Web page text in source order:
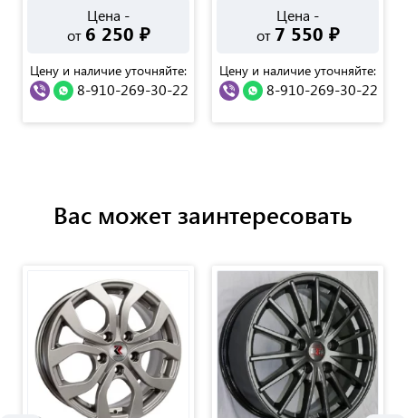
Цена -
от 6 250 ₽
Цену и наличие уточняйте:
8-910-269-30-22
Цена -
от 7 550 ₽
Цену и наличие уточняйте:
8-910-269-30-22
Вас может заинтересовать